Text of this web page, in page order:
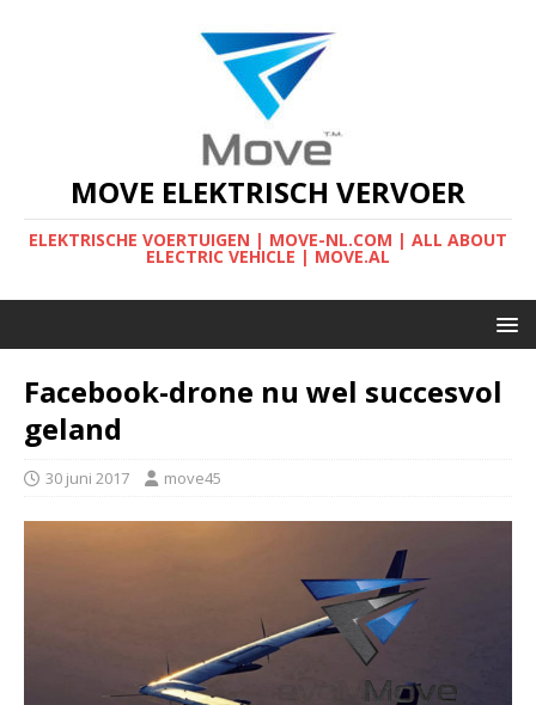
MOVE ELEKTRISCH VERVOER
ELEKTRISCHE VOERTUIGEN | MOVE-NL.COM | ALL ABOUT
ELECTRIC VEHICLE | MOVE.AL
Facebook-drone nu wel succesvol
geland
30 juni 2017 move45